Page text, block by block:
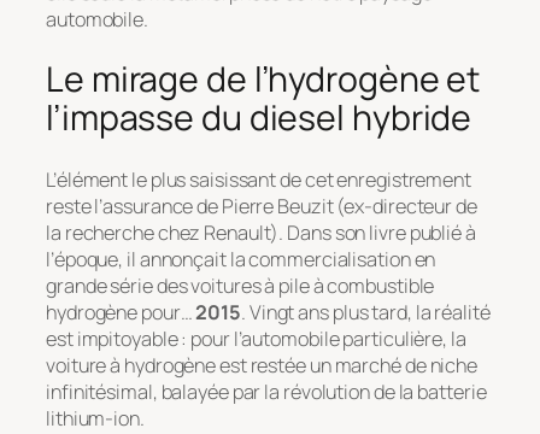
automobile.
Le mirage de l’hydrogène et
l’impasse du diesel hybride
L’élément le plus saisissant de cet enregistrement
reste l’assurance de Pierre Beuzit (ex-directeur de
la recherche chez Renault). Dans son livre publié à
l’époque, il annonçait la commercialisation en
grande série des voitures à pile à combustible
hydrogène pour…2015. Vingt ans plus tard, la réalité
est impitoyable : pour l’automobile particulière, la
voiture à hydrogène est restée un marché de niche
infinitésimal, balayée par la révolution de la batterie
lithium-ion.